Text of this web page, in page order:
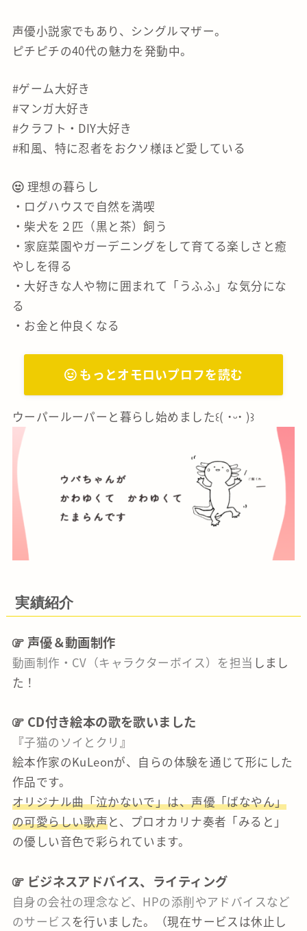
声優小説家でもあり、シングルマザー。
ピチピチの40代の魅力を発動中。
#ゲーム大好き
#マンガ大好き
#クラフト・DIY大好き
#和風、特に忍者をおクソ様ほど愛している
理想の暮らし
・ログハウスで自然を満喫
・柴犬を２匹（黒と茶）飼う
・家庭菜園やガーデニングをして育てる楽しさと癒
やしを得る
・大好きな人や物に囲まれて「うふふ」な気分にな
る
・お金と仲良くなる
もっとオモロいプロフを読む
ウーパールーパーと暮らし始めました꒰( ˙ᵕ‎˙ )꒱
実績紹介
声優＆動画制作
動画制作・CV（キャラクターボイス）を担当 しまし
た！
CD付き絵本の歌を歌いました
『子猫のソイとクリ 』
絵本作家のKuLeonが、自らの体験を通じて形にした
作品です。
オリジナル曲「泣かないで」は、声優「ばなやん」
の可愛らしい歌声と、プロオカリナ奏者「みると」
の優しい音色で彩られています。
ビジネスアドバイス、ライティング
自身の会社の理念など、HPの添削やアドバイスなど
のサービス を行いました。（現在サービスは休止し